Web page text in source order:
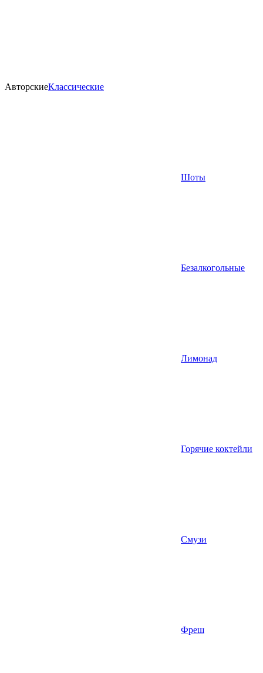
АвторскиеКлассические
Шоты
Безалкогольные
Лимонад
Горячие коктейли
Смузи
Фреш